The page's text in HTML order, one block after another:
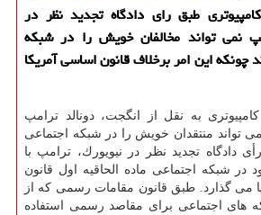
طبق رای دادگاه تجدید نظر در
نمی تواند مخالفان خویش را در شبكه
چونكه این امر برخلاف قانون اساسی آمریكا
به نقل از انگجت، دونالد ترامپ
تواند منتقدان خویش را در شبكه اجتماعی
دادگاه تجدید نظر در نیویورك، ترامپ با
در شبكه اجتماعی ماده الحاقیه اول قانون
می گذارد. طبق قانون مقامات رسمی كه از
های اجتماعی برای مقاصد رسمی استفاده